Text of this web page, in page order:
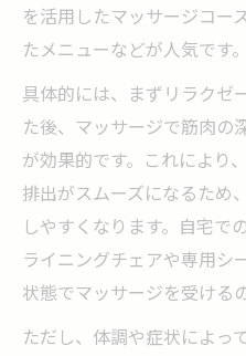
を活用したマッサージコー
たメニューなどが人気です。
具体的には、まずリラクゼ
た後、マッサージで筋肉の
が効果的です。これにより
排出がスムーズになるため
しやすくなります。自宅で
ライニングチェアや専用シ
状態でマッサージを受ける
ただし、体調や症状によっ